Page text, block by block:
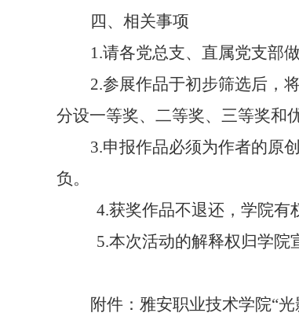
四、 相关事项
1.请各党总支、直属党支部
2.参展作品于初步筛选后，
分设一等奖、二等奖、三等奖和
3.申报作品必须为作者的原
负。
4.获奖作品不退还，学院有
5.本次活动的解释权归学院
附件：雅安职业技术学院“